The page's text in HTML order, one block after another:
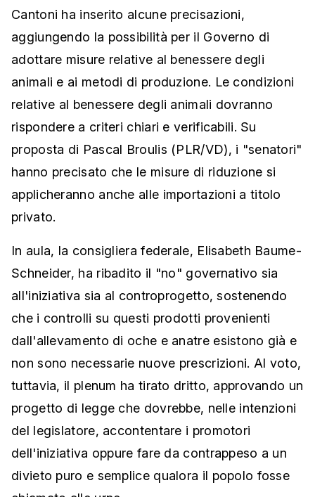
Cantoni ha inserito alcune precisazioni,
aggiungendo la possibilità per il Governo di
adottare misure relative al benessere degli
animali e ai metodi di produzione. Le condizioni
relative al benessere degli animali dovranno
rispondere a criteri chiari e verificabili. Su
proposta di Pascal Broulis (PLR/VD), i "senatori"
hanno precisato che le misure di riduzione si
applicheranno anche alle importazioni a titolo
privato.
In aula, la consigliera federale, Elisabeth Baume-
Schneider, ha ribadito il "no" governativo sia
all'iniziativa sia al controprogetto, sostenendo
che i controlli su questi prodotti provenienti
dall'allevamento di oche e anatre esistono già e
non sono necessarie nuove prescrizioni. Al voto,
tuttavia, il plenum ha tirato dritto, approvando un
progetto di legge che dovrebbe, nelle intenzioni
del legislatore, accontentare i promotori
dell'iniziativa oppure fare da contrappeso a un
divieto puro e semplice qualora il popolo fosse